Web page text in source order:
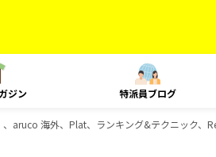
ジン 特派員ブログ
aruco 海外、Plat、ランキング&テクニック、